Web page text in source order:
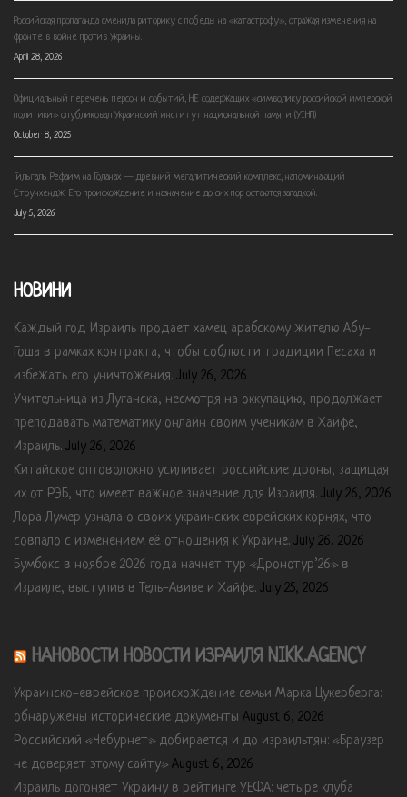
Российская пропаганда сменила риторику с победы на «катастрофу», отражая изменения на
фронте в войне против Украины.
April 28, 2026
Официальный перечень персон и событий, НЕ содержащих «символику российской имперской
политики» опубликовал Украинский институт национальной памяти (УІНП)
October 8, 2025
Гильгаль Рефаим на Голанах — древний мегалитический комплекс, напоминающий
Стоунхендж. Его происхождение и назначение до сих пор остаются загадкой.
July 5, 2026
НОВИНИ
Каждый год Израиль продает хамец арабскому жителю Абу-
Гоша в рамках контракта, чтобы соблюсти традиции Песаха и
избежать его уничтожения. July 26, 2026
Учительница из Луганска, несмотря на оккупацию, продолжает
преподавать математику онлайн своим ученикам в Хайфе,
Израиль. July 26, 2026
Китайское оптоволокно усиливает российские дроны, защищая
их от РЭБ, что имеет важное значение для Израиля. July 26, 2026
Лора Лумер узнала о своих украинских еврейских корнях, что
совпало с изменением её отношения к Украине. July 26, 2026
Бумбокс в ноябре 2026 года начнет тур «Дронотур’26» в
Израиле, выступив в Тель-Авиве и Хайфе. July 25, 2026
НАНОВОСТИ НОВОСТИ ИЗРАИЛЯ NIKK.AGENCY
Украинско-еврейское происхождение семьи Марка Цукерберга:
обнаружены исторические документы August 6, 2026
Российский «Чебурнет» добирается и до израильтян: «Браузер
не доверяет этому сайту» August 6, 2026
Израиль догоняет Украину в рейтинге УЕФА: четыре клуба